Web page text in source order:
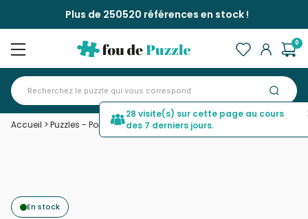
Plus de 250520 références en stock !
0
Accueil > Puzzles - Ponts>Crépuscule sur Londres
En stock
28 visite(s) sur cette page au cours
des 7 derniers jours.